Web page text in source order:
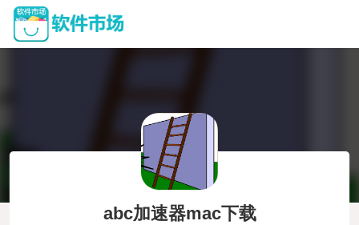
abc加速器mac下载